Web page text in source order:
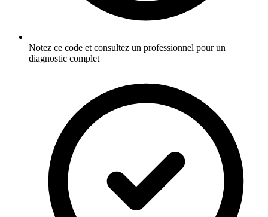
Notez ce code et consultez un professionnel pour un
diagnostic complet